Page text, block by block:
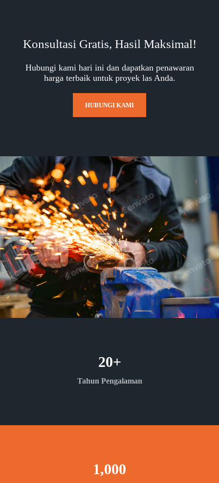
Konsultasi Gratis, Hasil Maksimal!
Hubungi kami hari ini dan dapatkan penawaran
harga terbaik untuk proyek las Anda.
HUBUNGI KAMI
Tahun Pengalaman
20+
1,000